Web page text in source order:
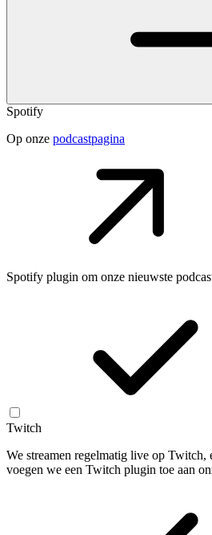
Spotify
Op onze podcastpagina
Spotify plugin om onze nieuwste
Twitch
We streamen regelmatig live op Twitch,
voegen we een Twitch plugin toe aan